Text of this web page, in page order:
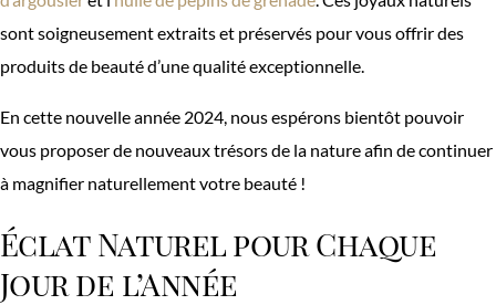
sont soigneusement extraits et préservés pour vous offrir des
produits de beauté d’une qualité exceptionnelle.
En cette nouvelle année 2024, nous espérons bientôt pouvoir
vous proposer de nouveaux trésors de la nature afin de continuer
à magnifier naturellement votre beauté !
Éclat Naturel pour Chaque
Jour de l’Année